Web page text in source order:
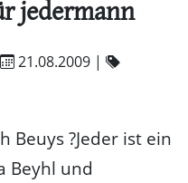
jedermann
21.08.2009 |
Beuys ?Jeder ist ein
Beyhl und